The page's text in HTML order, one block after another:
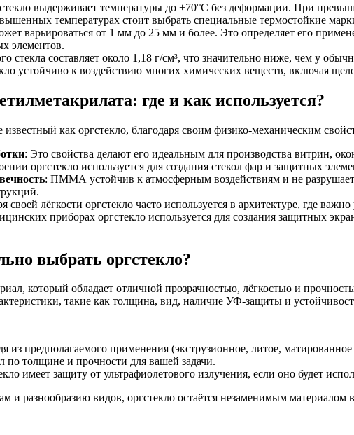
выдерживает температуры до +70°C без деформации. При
температурах стоит выбрать специальные термостойкие
варьироваться от 1 мм до 25 мм и более. Это определяет его
элементов.
стекла составляет около 1,18 г/см³, что значительно ниже, чем у
устойчиво к воздействию многих химических веществ, включая
где и как используется?
как оргстекло, благодаря своим физико-механическим
: Это свойства делают его идеальным для производства витрин,
оргстекло используется для создания стекол фар и защитных
: ПММА устойчив к атмосферным воздействиям и не
своей лёгкости оргстекло часто используется в архитектуре, где
приборах оргстекло используется для создания защитных
выбрать оргстекло?
который обладает отличной прозрачностью, лёгкостью и
такие как толщина, вид, наличие УФ-защиты и
из предполагаемого применения (экструзионное, литое,
по толщине и прочности для вашей задачи.
имеет защиту от ультрафиолетового излучения, если оно будет
и разнообразию видов, оргстекло остаётся незаменимым